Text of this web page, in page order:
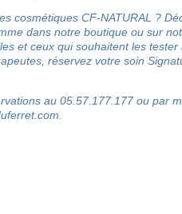
cosmétiques CF-NATURAL ?
dans notre boutique ou sur
et ceux qui souhaitent les tester
réservez votre soin
au 05.57.177.177 ou par
.